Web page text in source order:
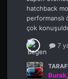
hatchback
çok
7
Burak,